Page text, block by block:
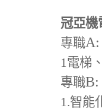
冠亞機
專職A:
1電梯
專職B:
1.智能